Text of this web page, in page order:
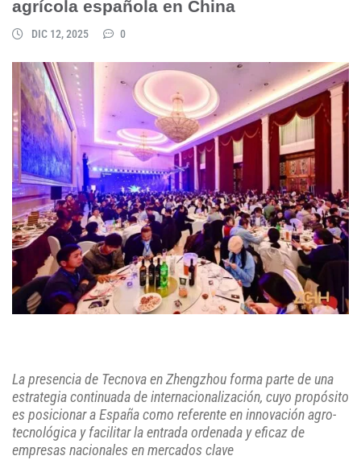
agrícola española en China
DIC 12, 2025 0
La presencia de Tecnova en Zhengzhou forma parte de una
estrategia continuada de internacionalización, cuyo propósito
es posicionar a España como referente en innovación agro-
tecnológica y facilitar la entrada ordenada y eficaz de
empresas nacionales en mercados clave